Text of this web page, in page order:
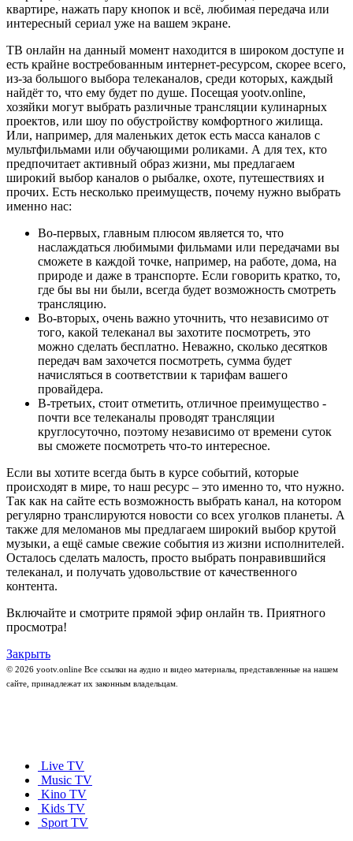
квартире, нажать пару кнопок и всё, любимая передача или
интересный сериал уже на вашем экране.
ТВ онлайн на данный момент находится в широком доступе и
есть крайне востребованным интернет-ресурсом, скорее всего,
из-за большого выбора телеканалов, среди которых, каждый
найдёт то, что ему будет по душе. Посещая yootv.online,
хозяйки могут выбрать различные трансляции кулинарных
проектов, или шоу по обустройству комфортного жилища.
Или, например, для маленьких деток есть масса каналов с
мультфильмами или обучающими роликами. А для тех, кто
предпочитает активный образ жизни, мы предлагаем
широкий выбор каналов о рыбалке, охоте, путешествиях и
прочих. Есть несколько преимуществ, почему нужно выбрать
именно нас:
Во-первых, главным плюсом является то, что
наслаждаться любимыми фильмами или передачами вы
сможете в каждой точке, например, на работе, дома, на
природе и даже в транспорте. Если говорить кратко, то,
где бы вы ни были, всегда будет возможность смотреть
трансляцию.
Во-вторых, очень важно уточнить, что независимо от
того, какой телеканал вы захотите посмотреть, это
можно сделать бесплатно. Неважно, сколько десятков
передач вам захочется посмотреть, сумма будет
начисляться в соответствии к тарифам вашего
провайдера.
В-третьих, стоит отметить, отличное преимущество -
почти все телеканалы проводят трансляции
круглосуточно, поэтому независимо от времени суток
вы сможете посмотреть что-то интересное.
Если вы хотите всегда быть в курсе событий, которые
происходят в мире, то наш ресурс – это именно то, что нужно.
Так как на сайте есть возможность выбрать канал, на котором
регулярно транслируются новости со всех уголков планеты. А
также для меломанов мы предлагаем широкий выбор крутой
музыки, а ещё самые свежие события из жизни исполнителей.
Осталось сделать малость, просто выбрать понравившийся
телеканал, и получать удовольствие от качественного
контента.
Включайте и смотрите прямой эфир онлайн тв. Приятного
просмотра!
Закрыть
© 2026 yootv.online Все ссылки на аудио и видео материалы, представленные на нашем
сайте, принадлежат их законным владельцам.
Live TV
Music TV
Kino TV
Kids TV
Sport TV